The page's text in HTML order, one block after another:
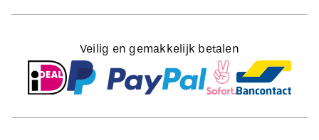
Veilig en gemakkelijk betalen